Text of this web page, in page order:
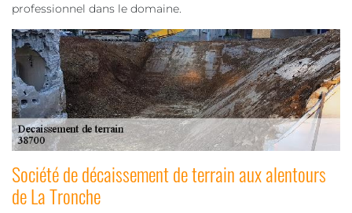
professionnel dans le domaine.
Société de décaissement de terrain aux alentours
de La Tronche